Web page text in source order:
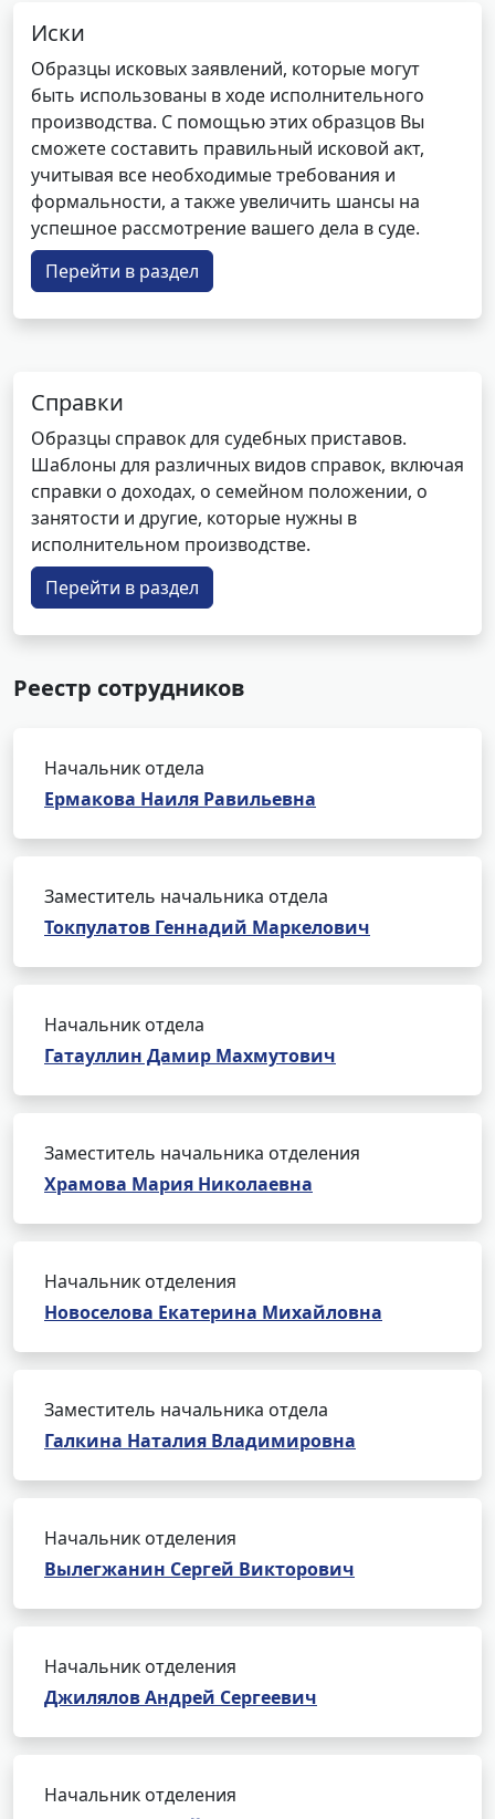
Иски
Образцы исковых заявлений, которые могут
быть использованы в ходе исполнительного
производства. С помощью этих образцов Вы
сможете составить правильный исковой акт,
учитывая все необходимые требования и
формальности, а также увеличить шансы на
успешное рассмотрение вашего дела в суде.
Перейти в раздел
Справки
Образцы справок для судебных приставов.
Шаблоны для различных видов справок, включая
справки о доходах, о семейном положении, о
занятости и другие, которые нужны в
исполнительном производстве.
Перейти в раздел
Реестр сотрудников
Начальник отдела
Ермакова Наиля Равильевна
Заместитель начальника отдела
Токпулатов Геннадий Маркелович
Начальник отдела
Гатауллин Дамир Махмутович
Заместитель начальника отделения
Храмова Мария Николаевна
Начальник отделения
Новоселова Екатерина Михайловна
Заместитель начальника отдела
Галкина Наталия Владимировна
Начальник отделения
Вылегжанин Сергей Викторович
Начальник отделения
Джилялов Андрей Сергеевич
Начальник отделения